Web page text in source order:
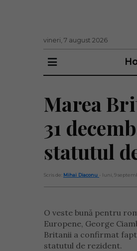
vineri, 7 august 2026
Marea
31
statutul
Scris de: Mihai Diaconu - luni, 9
O veste bună pentru
Europene, George
Britanii a confirmat
statutul de rezident.